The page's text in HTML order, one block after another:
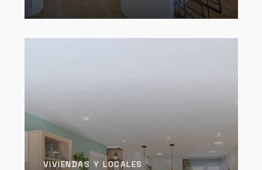
VIVIENDAS Y LOCALES